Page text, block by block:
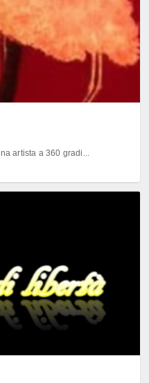
artista a 360 gradi...